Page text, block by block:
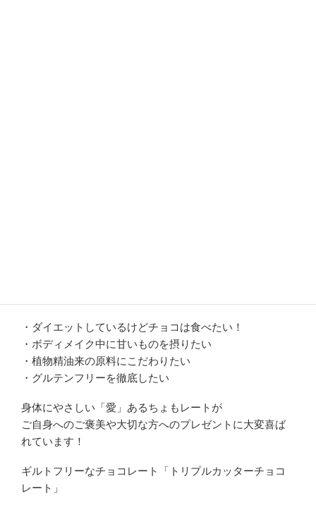
・ダイエットしているけどチョコは食べたい！
・ボディメイク中に甘いものを摂りたい
・植物精油来の原料にこだわりたい
・グルテンフリーを徹底したい
身体にやさしい「愛」あるちょもレートが
ご自身へのご褒美や大切な方へのプレゼントに大変喜ば
れています！
ギルトフリーなチョコレート「トリプルカッターチョコ
レート」